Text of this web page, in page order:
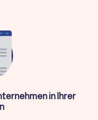
einen
Anliegen sofort einen
hilft oftmals die
oder eine
unterstützt Sie
in Ihrer